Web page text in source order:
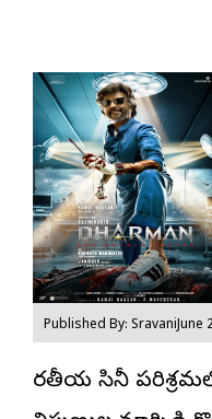
Published By: SravaniJune
భారతీయ సినీ